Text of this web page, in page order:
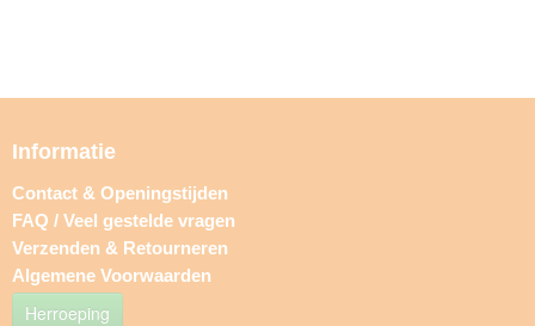
Informatie
Contact & Openingstijden
FAQ / Veel gestelde vragen
Verzenden & Retourneren
Algemene Voorwaarden
Herroeping